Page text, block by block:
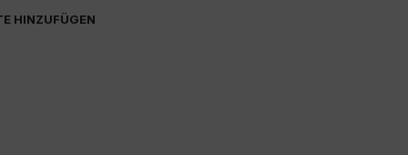
HINZUFÜGEN